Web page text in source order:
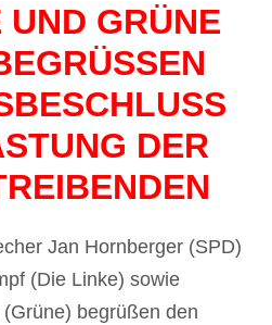
GRÜNE
S
Z
DER G
Jan Hornberger (SPD)
(Die Linke) sowie
begrüßen den